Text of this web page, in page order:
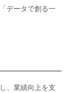
データで創る一
、業績向上を支